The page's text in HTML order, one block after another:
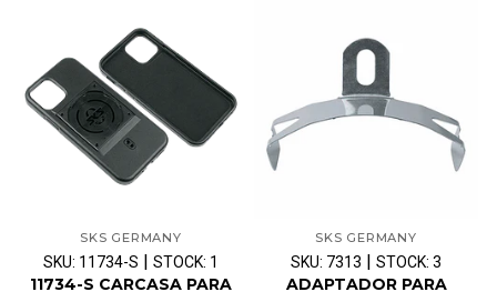
SKS GERMANY
SKU: 11734-S STOCK: 1
11734-S CARCASA PARA
SKS GERMANY
SKU: 7313 STOCK: 3
ADAPTADOR PARA